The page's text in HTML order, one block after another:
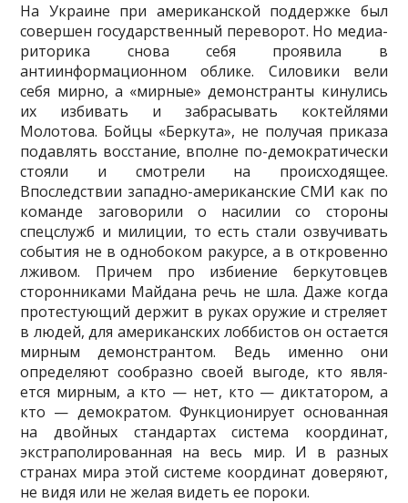
На Украине при американской поддержке был
совершен государственный переворот. Но медиа-
риторика снова себя проявила в
антиинформационном облике. Силовики вели
себя мирно, а «мирные» демонстранты кинулись
их избивать и забрасывать коктейлями
Молотова. Бойцы «Бер­кута», не получая приказа
подавлять восстание, вполне по-демократически
стояли и смотрели на происходящее.
Впоследствии западно-американские СМИ как по
команде заговорили о насилии со стороны
спецслужб и милиции, то есть стали озвучивать
события не в однобоком ракурсе, а в откровенно
лживом. Причем про избиение беркутовцев
сторонниками Майдана речь не шла. Даже когда
протестующий держит в руках оружие и стреляет
в людей, для американских лоббистов он остается
мирным демонстрантом. Ведь именно они
определяют сообразно своей выгоде, кто явля­
ется мирным, а кто — нет, кто — диктатором, а
кто — демократом. Функционирует основанная
на двойных стандартах система координат,
экстраполированная на весь мир. И в разных
странах мира этой системе координат доверяют,
не видя или не желая видеть ее пороки.